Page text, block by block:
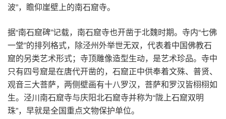
波”，瞻仰崖壁上的南石窟寺。
据“南石窟碑”记载，南石窟寺也开凿于北魏时期。寺内“七佛
一堂”的排列格式，除泾州外举世无双，代表着中国佛教石
窟的另类艺术形式；寺顶雕像造型生动，是艺术珍品。寺中
只有四号窟是在唐代开凿的，石窟正中供奉着文殊、普贤、
观音三大菩萨，两侧壁画有十八罗汉，菩萨和罗汉皆栩栩如
生。泾川南石窟寺与庆阳北石窟寺并称为“陇上石窟双明
珠”，早就是全国重点文物保护单位。